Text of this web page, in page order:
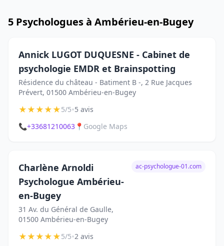
5 Psychologues à Ambérieu-en-Bugey
Annick LUGOT DUQUESNE - Cabinet de
psychologie EMDR et Brainspotting
Résidence du château - Batiment B -, 2 Rue Jacques
Prévert, 01500 Ambérieu-en-Bugey
★★★★★5/5•5 avis
📞+33681210063 📍 Google Maps
Charlène Arnoldi
Psychologue Ambérieu-
en-Bugey
31 Av. du Général de Gaulle,
01500 Ambérieu-en-Bugey
ac-psychologue-01.com
★★★★★5/5•2 avis